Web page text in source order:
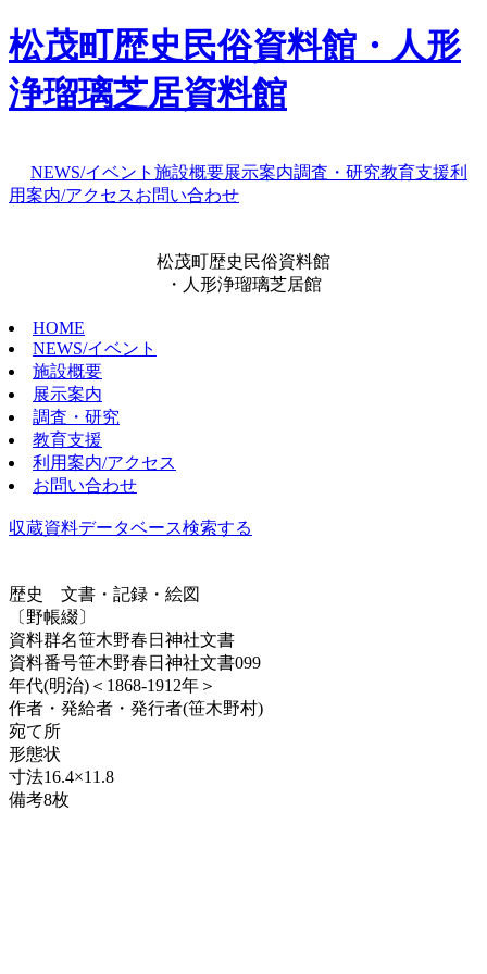
松茂町歴史民俗資料館・人形
浄瑠璃芝居資料館
NEWS/イベント 施設概要展示案内調査・研究教育支援利
用案内/アクセスお問い合わせ
松茂町歴史民俗資料館
・人形浄瑠璃芝居館
HOME
NEWS/イベント
施設概要
展示案内
調査・研究
教育支援
利用案内/アクセス
お問い合わせ
収蔵資料データベース検索する
歴史
文書・記録・絵図
〔野帳綴〕
資料群名笹木野春日神社文書
資料番号笹木野春日神社文書099
年代(明治)＜1868-1912年＞
作者・発給者・発行者(笹木野村)
宛て所
形態状
寸法16.4×11.8
備考8枚